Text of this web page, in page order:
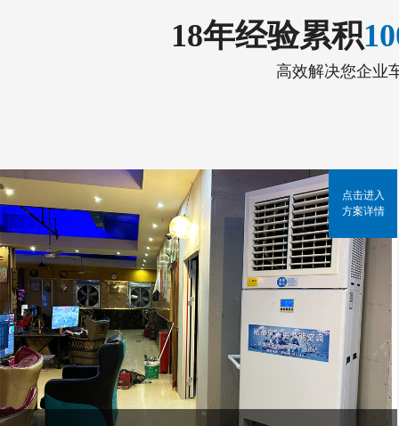
18年经验累积
高效解决您企业
点击进入
方案详情